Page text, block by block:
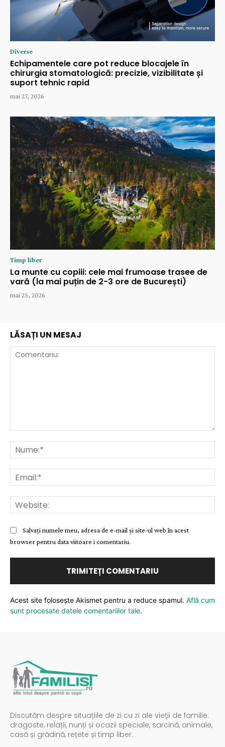
Diverse
Echipamentele care pot reduce blocajele în
chirurgia stomatologică: precizie, vizibilitate și
suport tehnic rapid
mai 27, 2026
Timp liber
La munte cu copiii: cele mai frumoase trasee de
vară (la mai puțin de 2-3 ore de București)
mai 25, 2026
LĂSAȚI UN MESAJ
Salvați numele meu, adresa de e-mail și site-ul web în acest
browser pentru data viitoare i comentariu.
Acest site folosește Akismet pentru a reduce spamul. Află cum
sunt procesate datele comentariilor tale.
Discutăm despre situațiile de zi cu zi ale vieții de familie:
dragoste, relații, nunți și ocazii speciale, sarcină, animale,
casă și grădină, rețete și timp liber.